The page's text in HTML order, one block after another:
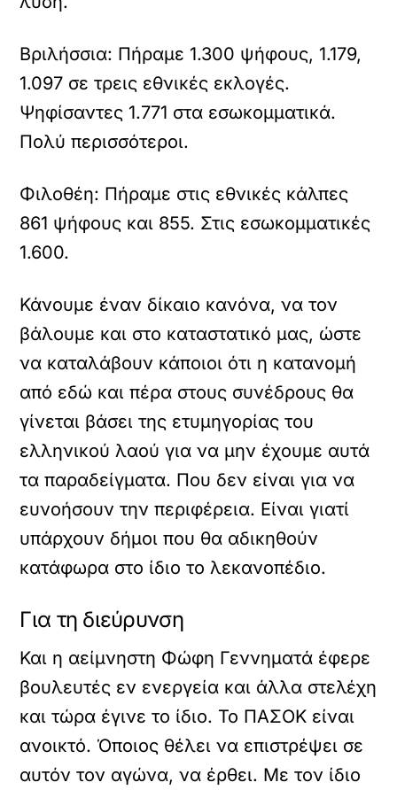
Βριλήσσια: Πήραμε 1.300 ψήφους, 1.179,
1.097 σε τρεις εθνικές εκλογές.
Ψηφίσαντες 1.771 στα εσωκομματικά.
Πολύ περισσότεροι.
Φιλοθέη: Πήραμε στις εθνικές κάλπες
861 ψήφους και 855. Στις εσωκομματικές
1.600.
Κάνουμε έναν δίκαιο κανόνα, να τον
βάλουμε και στο καταστατικό μας, ώστε
να καταλάβουν κάποιοι ότι η κατανομή
από εδώ και πέρα στους συνέδρους θα
γίνεται βάσει της ετυμηγορίας του
ελληνικού λαού για να μην έχουμε αυτά
τα παραδείγματα. Που δεν είναι για να
ευνοήσουν την περιφέρεια. Είναι γιατί
υπάρχουν δήμοι που θα αδικηθούν
κατάφωρα στο ίδιο το λεκανοπέδιο.
Για τη διεύρυνση
Και η αείμνηστη Φώφη Γεννηματά έφερε
βουλευτές εν ενεργεία και άλλα στελέχη
και τώρα έγινε το ίδιο. Το ΠΑΣΟΚ είναι
ανοικτό. Όποιος θέλει να επιστρέψει σε
αυτόν τον αγώνα, να έρθει. Με τον ίδιο